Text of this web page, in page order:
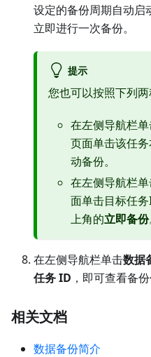
设定的备份周期自动启
立即进行一次备份。
提示
您也可以按照下列
在左侧导航栏
页面单击该任
动备份。
在左侧导航栏
面单击目标任
上角的立即备份
在左侧导航栏单击数据
任务 ID ，即可查看备
相关文档
数据备份简介